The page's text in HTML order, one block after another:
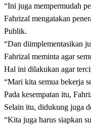
“Ini juga mempermudah
Fahrizal mengatakan
Publik.
“Dan diimplementasikan
Fahrizal meminta agar
Hal ini dilakukan agar
“Mari kita semua bekerja
Pada kesempatan itu,
Selain itu, didukung juga
“Kita juga harus siapkan